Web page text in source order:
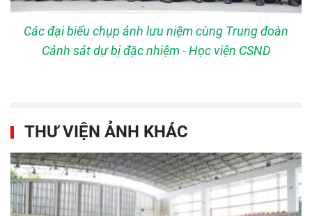
Các đại biểu chụp ảnh lưu niệm cùng Trung đoàn
Cảnh sát dự bị đặc nhiệm - Học viện CSND
THƯ VIỆN ẢNH KHÁC